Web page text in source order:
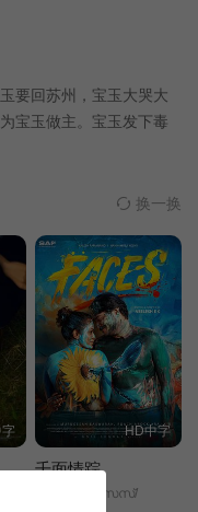
要回苏州，宝玉大哭大
宝玉做主。宝玉发下毒
春，宝钗共同料理家
更震吓了府里上下的管
也不得不叹服。 宁府
的情况下，独自一人料
二姐，在贾蓉的设计和
的准备。 贾琏偷娶了
珍有旧，却不愿给贾珍
柳湘莲，说成了婚事，
误说尤三姐与贾府有
后悔不及，断发出家。
旺。贾琏走后，凤姐
，一面暗中唆使张华告
换一换
HD中字
千面情踪
ഫെയ്സസ്/